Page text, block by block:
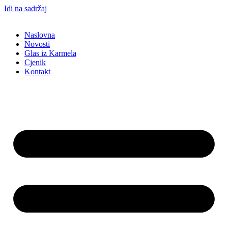
Idi na sadržaj
Naslovna
Novosti
Glas iz Karmela
Cjenik
Kontakt